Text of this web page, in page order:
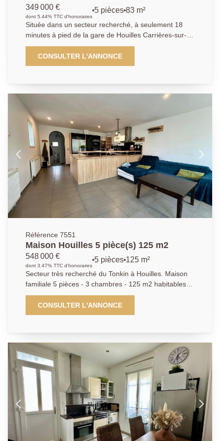
349 000 €
dont 5.44% TTC d'honoraires
5 pièces 83 m²
Située dans un secteur recherché, à seulement 18
minutes à pied de la gare de Houilles Carrières-sur-
Seine et à 15 minutes du tramway Pont de Bezons,
cette maison d'environ 82 m2 bénéficie d'un
emplacement idéal, à proximité immédiate des
plain-pied, d'une cuisine, d'un double séjour lumineux,
des WC séparés. À l'étage, vous découvrirez deux
chambres supplémentaires. L'ensemble est édifié sur
une parcelle de 131 m2 et dispose d'un agréable
espace extérieur, idéal pour profiter des beaux jours.
CONSULTER L'ANNONCE
Référence 7551
Maison Houilles 5 pièce(s) 125 m2
548 000 €
dont 3.47% TTC d'honoraires
5 pièces 125 m²
Secteur très recherché du Tonkin à Houilles. Maison
familiale 5 pièces - 3 chambres - 125 m2 habitables -
jardin- 2 stationnements - A 15 minutes à pied de la
gare. Venez découvrir cette charmante maison des
années 1930, entièrement rénovée et agrandie en
gare de Houilles - Carrières-sur-Seine. Edifiée sur une
parcelle d'environ 318 m2, elle offre un équilibre
parfait entre caractère, confort moderne et vie
pratique. Un espace de vie lumineux et convivial :
Vous serez séduit par son séjour avec cuisine
américaine aménagée et équipée d'environ 35 m2,
ouvert sur la terrasse et le jardin, idéal pour profiter
de moments en famille ou entre amis. Une maison
fonctionnelle et bien pensée : - 3 chambres aux beaux
volumes - Salle de bains moderne - Sous-sol partiel
CONSULTER L'ANNONCE